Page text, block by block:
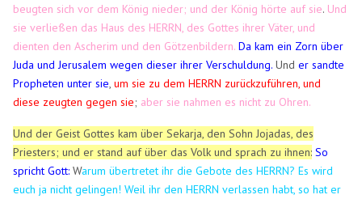
beugten sich vor dem König nieder; und der König hörte auf sie. Und
sie verließen das Haus des HERRN, des Gottes ihrer Väter, und
dienten den Ascherim und den Götzenbildern. Da kam ein Zorn über
Juda und Jerusalem wegen dieser ihrer Verschuldung.Under sandte
Propheten unter sie ,um sie zu dem HERRN zurückzuführen, und
diese zeugten gegen sie; aber sie nahmen es nicht zu Ohren.
Und der Geist Gottes kam über Sekarja, den Sohn Jojadas, des
Priesters; und er stand auf über das Volk und sprach zu ihnen: So
spricht Gott: Warum übertretet ihr die Gebote des HERRN? Es wird
euch ja nicht gelingen! Weil ihr den HERRN verlassen habt, so hat er